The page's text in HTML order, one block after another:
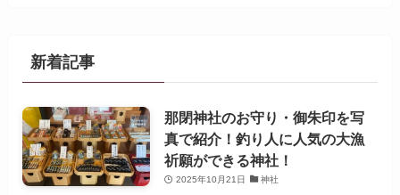
新着記事
那閉神社のお守り・御朱印を写
真で紹介！釣り人に人気の大漁
祈願ができる神社！
2025年10月21日 神社